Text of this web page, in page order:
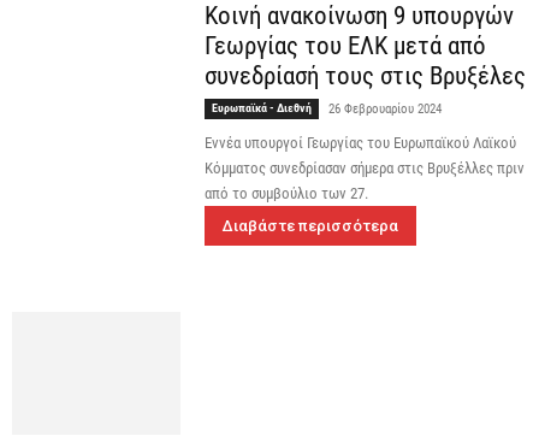
Κοινή ανακοίνωση 9 υπουργών
Γεωργίας του ΕΛΚ μετά από
συνεδρίασή τους στις Βρυξέλες
Ευρωπαϊκά - Διεθνή 26 Φεβρουαρίου 2024
Εννέα υπουργοί Γεωργίας του Ευρωπαϊκού Λαϊκού
Κόμματος συνεδρίασαν σήμερα στις Βρυξέλλες πριν
από το συμβούλιο των 27.
Διαβάστε περισσότερα